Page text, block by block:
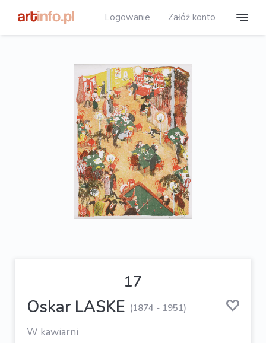
Logowanie Załóż konto
17
Oskar LASKE (1874 - 1951)
W kawiarni